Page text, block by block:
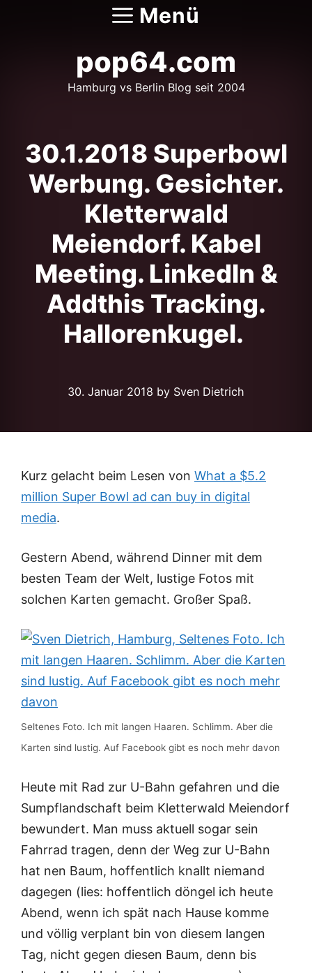
Menü
pop64.com
Hamburg vs Berlin Blog seit 2004
30.1.2018 Superbowl
Werbung. Gesichter.
Kletterwald
Meiendorf. Kabel
Meeting. LinkedIn &
Addthis Tracking.
Hallorenkugel.
30. Januar 2018 by Sven Dietrich
Kurz gelacht beim Lesen von What a $5.2
million Super Bowl ad can buy in digital
media.
Gestern Abend, während Dinner mit dem
besten Team der Welt, lustige Fotos mit
solchen Karten gemacht. Großer Spaß.
Seltenes Foto. Ich mit langen Haaren. Schlimm. Aber die
Karten sind lustig. Auf Facebook gibt es noch mehr davon
Heute mit Rad zur U-Bahn gefahren und die
Sumpflandschaft beim Kletterwald Meiendorf
bewundert. Man muss aktuell sogar sein
Fahrrad tragen, denn der Weg zur U-Bahn
hat nen Baum, hoffentlich knallt niemand
dagegen (lies: hoffentlich döngel ich heute
Abend, wenn ich spät nach Hause komme
und völlig verplant bin von diesem langen
Tag, nicht gegen diesen Baum, denn bis